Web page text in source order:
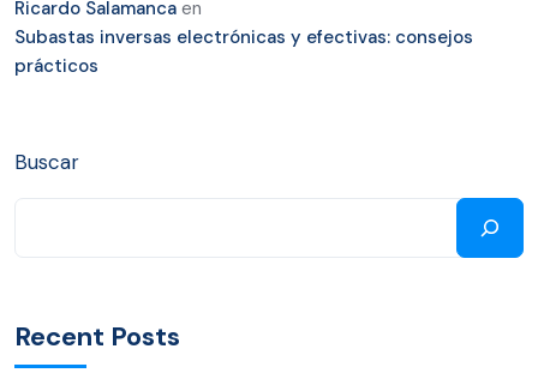
Ricardo Salamanca en
Subastas inversas electrónicas y efectivas: consejos
prácticos
Buscar
Recent Posts